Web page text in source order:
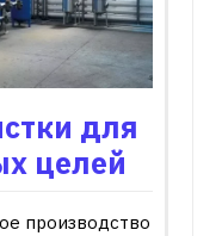
для
целей
производство